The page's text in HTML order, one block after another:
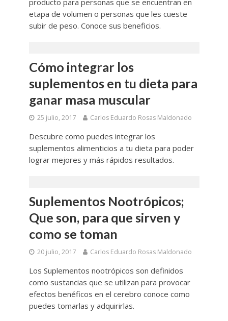
etapa de volumen o personas que les cueste
subir de peso. Conoce sus beneficios.
Cómo integrar los
suplementos en tu dieta para
ganar masa muscular
25 julio, 2017 Carlos Eduardo Rosas Maldonado
Descubre como puedes integrar los
suplementos alimenticios a tu dieta para poder
lograr mejores y más rápidos resultados.
Suplementos Nootrópicos;
Que son, para que sirven y
como se toman
20 julio, 2017 Carlos Eduardo Rosas Maldonado
Los Suplementos nootrópicos son definidos
como sustancias que se utilizan para provocar
efectos benéficos en el cerebro conoce como
puedes tomarlas y adquirirlas.